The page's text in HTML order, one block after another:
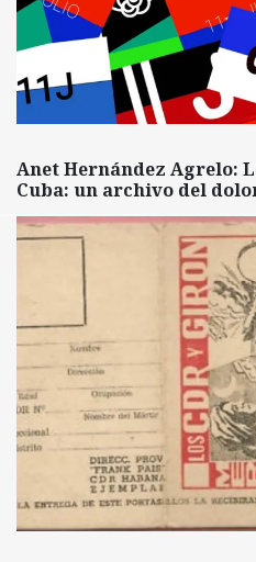
Anet Hernández Agrelo:
Cuba: un archivo del